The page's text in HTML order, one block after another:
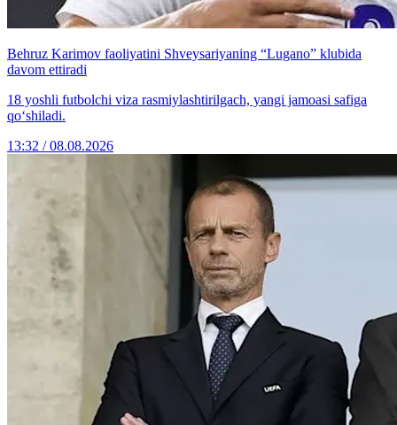
Behruz Karimov faoliyatini Shveysariyaning “Lugano” klubida
davom ettiradi
18 yoshli futbolchi viza rasmiylashtirilgach, yangi jamoasi safiga
qo‘shiladi.
13:32 / 08.08.2026